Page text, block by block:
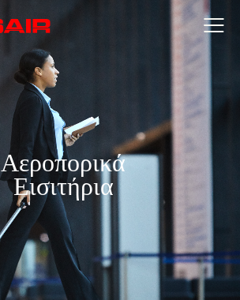
Αεροπορικά
Εισιτήρια